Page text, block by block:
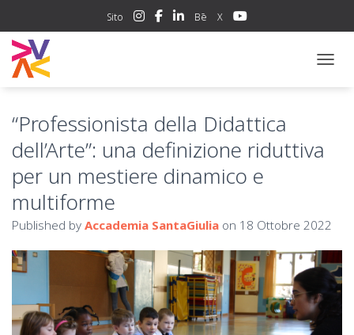
Sito Bē X
“Professionista della Didattica
dell’Arte”: una definizione riduttiva
per un mestiere dinamico e
multiforme
Published by Accademia SantaGiulia on 18 Ottobre 2022